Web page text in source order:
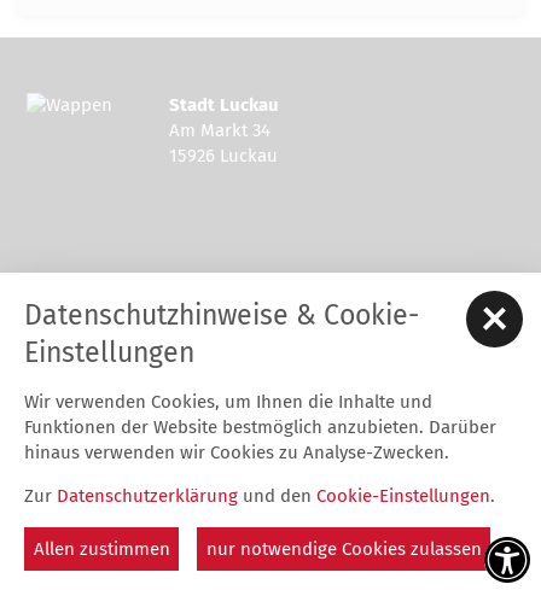
Stadt Luckau
Am Markt 34
15926 Luckau
Tel.: 03544 - 594 0
Fax: 03544 - 2948
E-Mail:stadt@luckau.de
Start Karriere Kontakt Datenschutz
Impressum
Barrierefreiheitserklärung
Intern
Folgt uns auf
Datenschutzhinweise & Cookie-
Einstellungen
Wir verwenden Cookies, um Ihnen die Inhalte und
Funktionen der Website bestmöglich anzubieten. Darüber
hinaus verwenden wir Cookies zu Analyse-Zwecken.
Zur Datenschutzerklärung und den Cookie-Einstellungen.
Allen zustimmen nur notwendige Cookies zulassen